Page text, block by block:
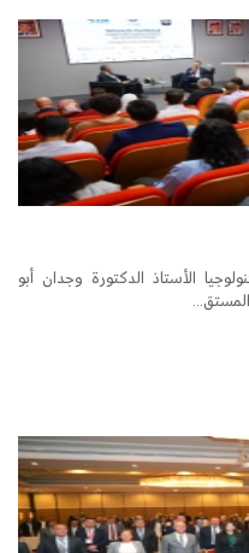
الأستاذ الدكتورة وجدان أبو